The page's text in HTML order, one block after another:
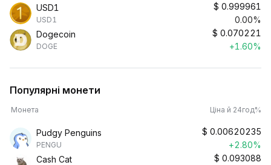
USD1
USD1
$ 0.999961
0.00%
Dogecoin
DOGE
$ 0.070221
+1.60%
Популярні монети
Монета Ціна й 24год%
Pudgy Penguins
PENGU
$ 0.00620235
+2.80%
Cash Cat
$ 0.093088